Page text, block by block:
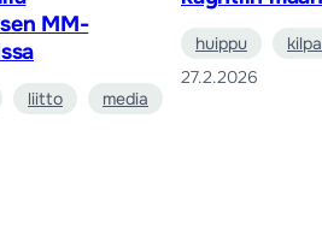
MM-
liitto
media
huippu
27.2.2026